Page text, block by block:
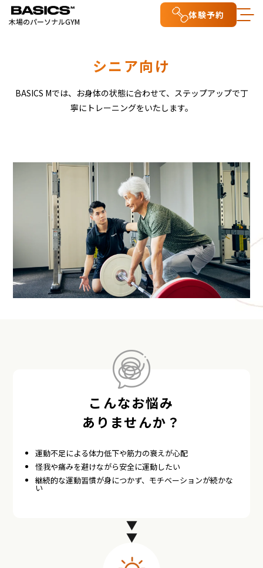
木場のパーソナルGYM
体験予約
シニア向け
BASICS Mでは、お身体の状態に合わせて、ステップアップで丁
寧にトレーニングをいたします。
こんなお悩み
ありませんか？
運動不足による体力低下や筋力の衰えが心配
怪我や痛みを避けながら安全に運動したい
継続的な運動習慣が身につかず、モチベーションが続かな
い